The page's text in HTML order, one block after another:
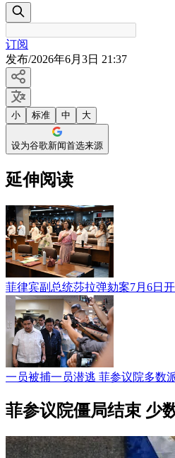
订阅
发布/2026年6月3日 21:37
小 标准 中 大
设为谷歌新闻首选来源
延伸阅读
菲律宾副总统莎拉弹劾案7月6日
一员被捕一员潜逃 菲参议院多数
菲参议院僵局结束 少